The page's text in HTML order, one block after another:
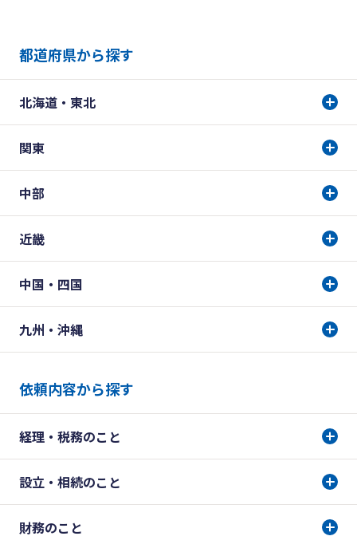
都道府県から探す
北海道・東北
関東
中部
近畿
中国・四国
九州・沖縄
依頼内容から探す
経理・税務のこと
設立・相続のこと
財務のこと